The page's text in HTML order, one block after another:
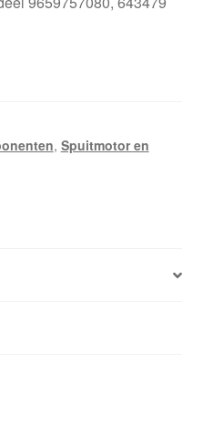
, Spuitmotor en